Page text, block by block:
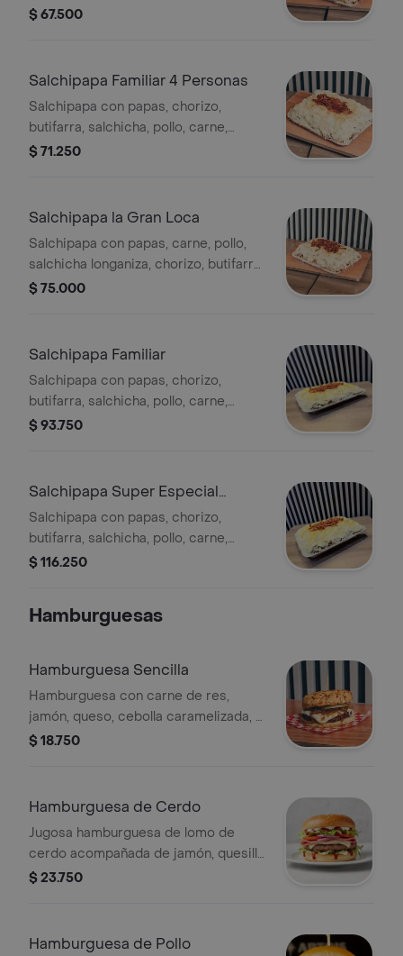
verduras.
$ 67.500
Salchipapa Familiar 4 Personas
Salchipapa con papas, chorizo,
butifarra, salchicha, pollo, carne,
salsas, verduras, queso costeno, papa
$ 71.250
Salchipapa la Gran Loca
Salchipapa con papas, carne, pollo,
salchicha longaniza, chorizo, butifarra,
salsas, verduras, quesillo, queso
$ 75.000
Salchipapa Familiar
Salchipapa con papas, chorizo,
butifarra, salchicha, pollo, carne,
salsas, verduras, queso costeño, papa
$ 93.750
Salchipapa Super Especial
Familiar
Salchipapa con papas, chorizo,
butifarra, salchicha, pollo, carne,
salsas, verduras, queso costeño, papa
$ 116.250
Hamburguesas
Hamburguesa Sencilla
Hamburguesa con carne de res,
jamón, queso, cebolla caramelizada, y
salsas.
$ 18.750
Hamburguesa de Cerdo
Jugosa hamburguesa de lomo de
cerdo acompañada de jamón, quesillo
fundido, frescas verduras y una
$ 23.750
Hamburguesa de Pollo